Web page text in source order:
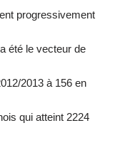
progressivement
été le vecteur de
2013 à 156 en
qui atteint 2224